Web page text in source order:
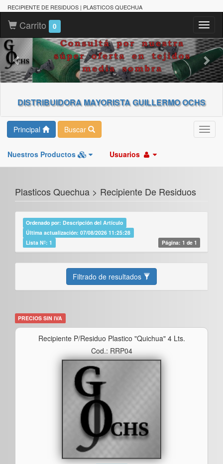
RECIPIENTE DE RESIDUOS | PLASTICOS QUECHUA
Carrito 0
DISTRIBUIDORA MAYORISTA GUILLERMO OCHS
Principal Buscar
Nuestros Productos Usuarios
Plasticos Quechua > Recipiente De Residuos
Ordenado por: Descripción del Artículo
Última actualización: 07/08/2026 11:25:28
Lista Nº: 1
Página: 1 de 1
Filtrado de resultados
PRECIOS SIN IVA
Recipiente P/residuo Plastico "quichua" 4 Lts.
Cod.: RRP04